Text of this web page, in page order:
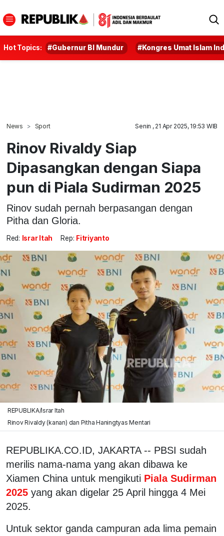
Hot Topics: #Gubernur BI Mundur #Kongres Umat Islam
News Sport Senin , 21 Apr 2025, 19:53 WIB
Rinov Rivaldy Siap
Dipasangkan dengan Siapa
pun di Piala Sudirman 2025
Rinov sudah pernah berpasangan dengan
Pitha dan Gloria.
Red: Israr Itah Rep: Fitriyanto
REPUBLIKA/Israr Itah
Rinov Rivaldy (kanan) dan Pitha Haningtyas Mentari
REPUBLIKA.CO.ID, JAKARTA -- PBSI sudah
merilis nama-nama yang akan dibawa ke
Xiamen China untuk mengikuti Piala Sudirman
2025 yang akan digelar 25 April hingga 4 Mei
2025.
Untuk sektor ganda campuran ada lima pemain